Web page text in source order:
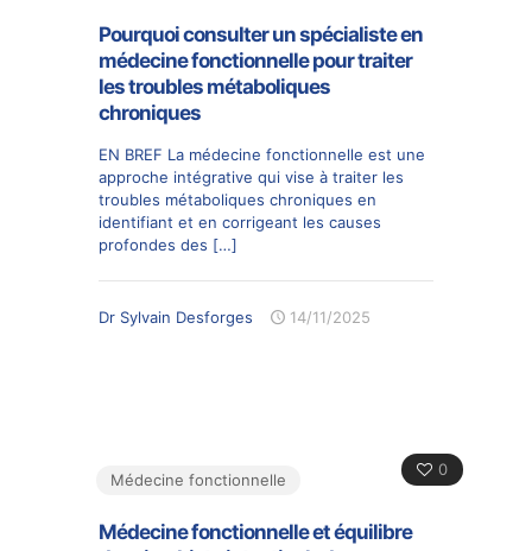
Pourquoi consulter un spécialiste en
médecine fonctionnelle pour traiter
les troubles métaboliques
chroniques
EN BREF La médecine fonctionnelle est une
approche intégrative qui vise à traiter les
troubles métaboliques chroniques en
identifiant et en corrigeant les causes
profondes des […]
Dr Sylvain Desforges 14/11/2025
0
Médecine fonctionnelle
Médecine fonctionnelle et équilibre